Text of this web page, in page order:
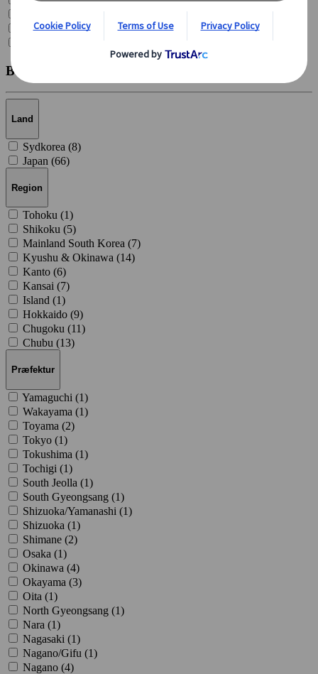
Byer og landsbyer (
)
Beliggenhed
Land
Sydkorea (8)
Japan (66)
Region
Tohoku (1)
Shikoku (5)
Mainland South Korea (7)
Kyushu & Okinawa (14)
Kanto (6)
Kansai (7)
Island (1)
Hokkaido (9)
Chugoku (11)
Chubu (13)
Præfektur
Yamaguchi (1)
Wakayama (1)
Toyama (2)
Tokyo (1)
Tokushima (1)
Tochigi (1)
South Jeolla (1)
South Gyeongsang (1)
Shizuoka/Yamanashi (1)
Shizuoka (1)
Shimane (2)
Osaka (1)
Okinawa (4)
Okayama (3)
Oita (1)
North Gyeongsang (1)
Nara (1)
Nagasaki (1)
Nagano/Gifu (1)
Nagano (4)